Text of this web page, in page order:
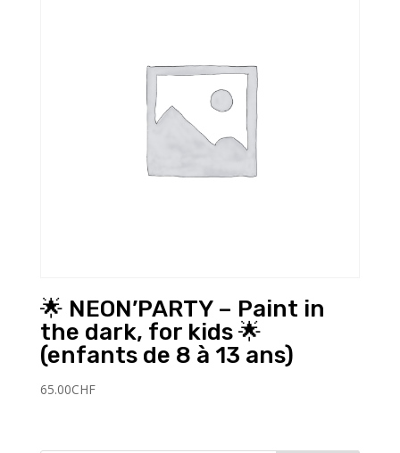
🌟 NEON’PARTY – Paint in
the dark, for kids 🌟
(enfants de 8 à 13 ans)
65.00CHF